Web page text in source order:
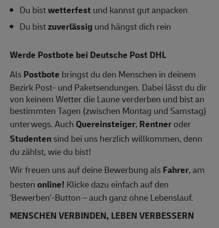
Du bistwetterfest und kannst gut anpacken
Du bistzuverlässigund hängst dich rein
Werde Postbote bei Deutsche Post DHL
AlsPostbote bringst du den Menschen in deinem
Bezirk Post- und Paketsendungen. Dabei lässt du dir
von keinem Wetter die Laune verderben und bist an
bestimmten Tagen (zwischen Montag und Samstag)
unterwegs. Auch Quereinsteiger, Rentneroder
Studentensind bei uns herzlich willkommen, denn
du zählst, wie du bist!
Wir freuen uns auf deine Bewerbung alsFahrer, am
bestenonline! Klicke dazu einfach auf den
'Bewerben'-Button – auch ganz ohne Lebenslauf.
MENSCHEN VERBINDEN, LEBEN VERBESSERN